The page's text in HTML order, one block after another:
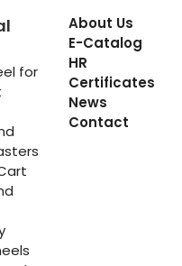
for
About Us
E-Catalog
HR
Certificates
News
Contact